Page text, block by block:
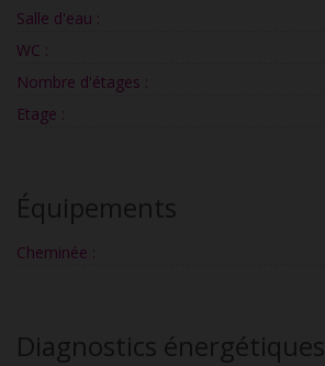
Salle d'eau :
WC :
Nombre d'étages :
Etage :
Équipements
Cheminée :
Diagnostics énergétiques